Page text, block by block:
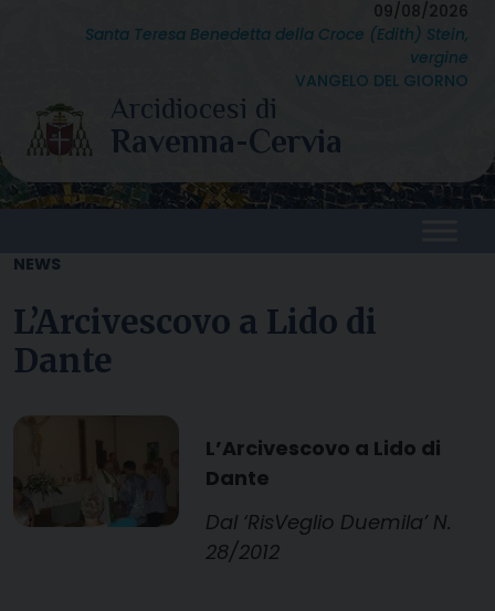
09/08/2026
Santa Teresa Benedetta della Croce (Edith) Stein,
vergine
VANGELO DEL GIORNO
NEWS
L’Arcivescovo a Lido di
Dante
L’Arcivescovo a Lido di
Dante
Dal ‘RisVeglio Duemila’ N.
28/2012